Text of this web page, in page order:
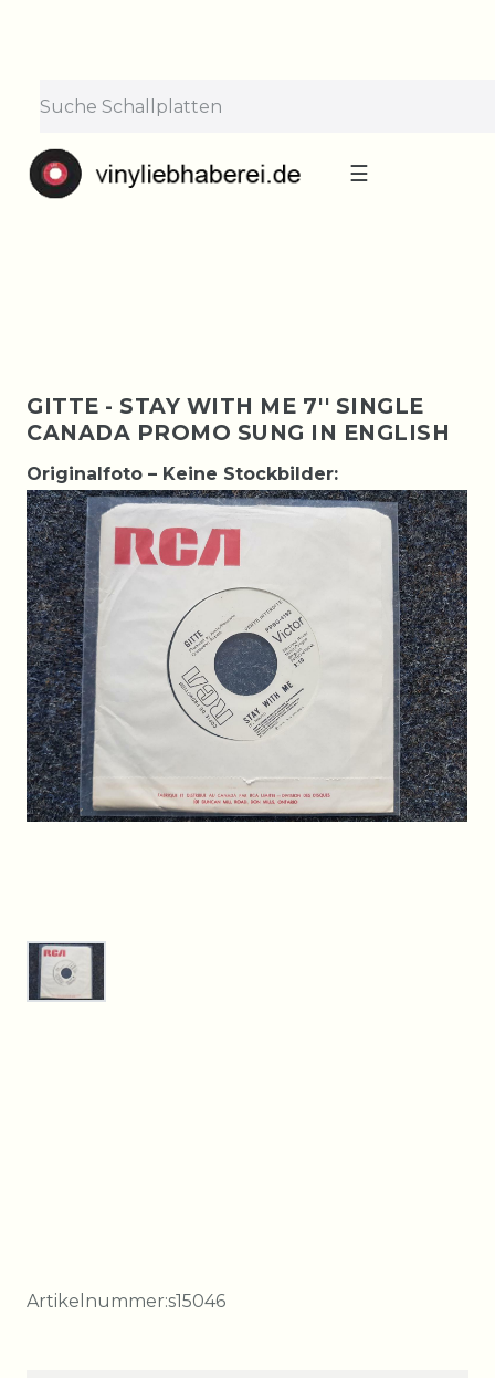
Bestellungen nehmen wir gerne entgegen —
der Versand startet wieder ab Montag, 31.
☰
GITTE - STAY WITH ME 7'' SINGLE
CANADA PROMO SUNG IN ENGLISH
Originalfoto – Keine Stockbilder:
Artikelnummer:s15046